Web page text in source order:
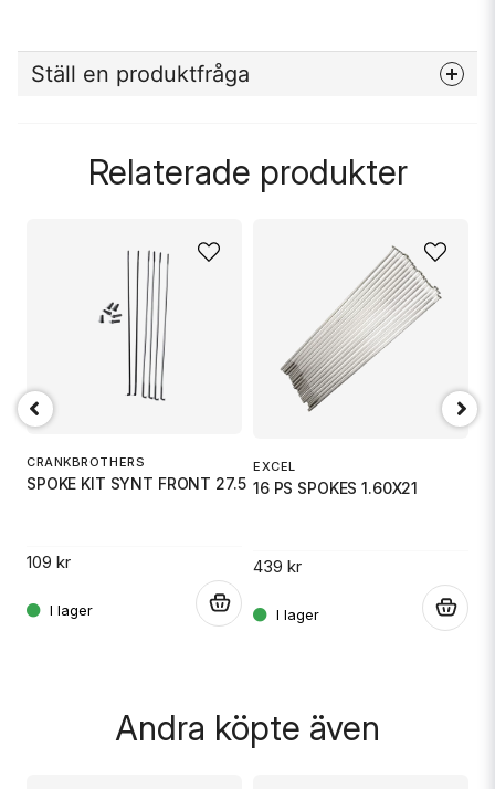
Ställ en produktfråga
Relaterade produkter
CRANKBROTHERS
SPOKE KIT SYNT FRONT 27.5
109 kr
EXCEL
16 PS SPOKES 1.60X21
439 kr
Andra köpte även